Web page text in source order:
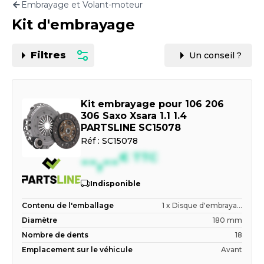
Motorisation
Embrayage et Volant-moteur
Kit d'embrayage
Filtres Un conseil ?
Kit embrayage pour 106 206
306 Saxo Xsara 1.1 1.4
PARTSLINE SC15078
Réf : SC15078
--,--€ TTC
Indisponible
Contenu de l'emballage
1 x Disque d'embraya...
Diamètre
180 mm
Nombre de dents
18
Emplacement sur le véhicule
Avant